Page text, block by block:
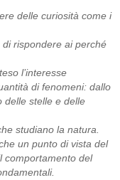
delle curiosità come i
rispondere ai perché
l’interesse
di fenomeni: dallo
delle stelle e delle
studiano la natura.
un punto di vista del
comportamento del